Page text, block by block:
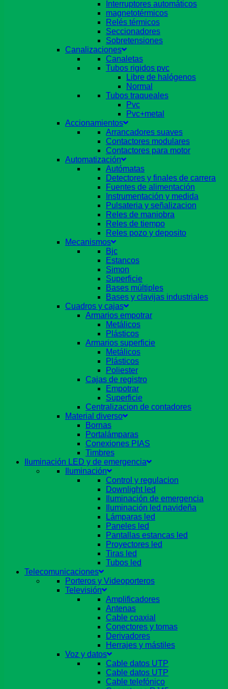
Interruptores automáticos
magnetotérmicos
Relés térmicos
Seccionadores
Sobretensiones
Canalizaciones
Canaletas
Tubos rigidos pvc
Libre de halógenos
Normal
Tubos traqueales
Pvc
Pvc+metal
Accionamientos
Arrancadores suaves
Contactores modulares
Contactores para motor
Automatización
Autómatas
Detectores y finales de carrera
Fuentes de alimentación
Instrumentación y medida
Pulsateria y señalizacion
Reles de maniobra
Reles de tiempo
Reles pozo y deposito
Mecanismos
Bjc
Estancos
Simon
Superficie
Bases múltiples
Bases y clavijas industriales
Cuadros y cajas
Armarios empotrar
Metálicos
Plásticos
Armarios superficie
Metálicos
Plásticos
Poliester
Cajas de registro
Empotrar
Superficie
Centralizacion de contadores
Material diverso
Bornas
Portalámparas
Conexiones PIAS
Timbres
Iluminación LED y de emergencia
Iluminación
Control y regulacion
Downlight led
Iluminación de emergencia
Iluminación led navideña
Lámparas led
Paneles led
Pantallas estancas led
Proyectores led
Tiras led
Tubos led
Telecomunicaciones
Porteros y Videoporteros
Televisión
Amplificadores
Antenas
Cable coaxial
Conectores y tomas
Derivadores
Herrajes y mástiles
Voz y datos
Cable datos UTP
Cable datos UTP
Cable telefónico